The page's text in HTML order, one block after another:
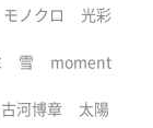
モノクロ 光彩
雪 moment
古河博章 太陽